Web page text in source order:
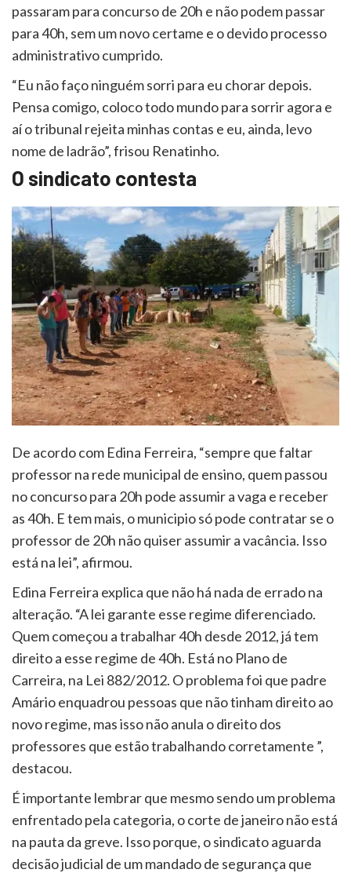
passaram para concurso de 20h e não podem passar
para 40h, sem um novo certame e o devido processo
administrativo cumprido.
“Eu não faço ninguém sorri para eu chorar depois.
Pensa comigo, coloco todo mundo para sorrir agora e
aí o tribunal rejeita minhas contas e eu, ainda, levo
nome de ladrão”, frisou Renatinho.
O sindicato contesta
De acordo com Edina Ferreira, “sempre que faltar
professor na rede municipal de ensino, quem passou
no concurso para 20h pode assumir a vaga e receber
as 40h. E tem mais, o municipio só pode contratar se o
professor de 20h não quiser assumir a vacância. Isso
está na lei”, afirmou.
Edina Ferreira explica que não há nada de errado na
alteração. “A lei garante esse regime diferenciado.
Quem começou a trabalhar 40h desde 2012, já tem
direito a esse regime de 40h. Está no Plano de
Carreira, na Lei 882/2012. O problema foi que padre
Amário enquadrou pessoas que não tinham direito ao
novo regime, mas isso não anula o direito dos
professores que estão trabalhando corretamente ”,
destacou.
É importante lembrar que mesmo sendo um problema
enfrentado pela categoria, o corte de janeiro não está
na pauta da greve. Isso porque, o sindicato aguarda
decisão judicial de um mandado de segurança que